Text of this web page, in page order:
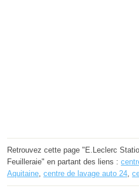
Retrouvez cette page "E.Leclerc
Feuilleraie" en partant des liens :
Aquitaine, centre de lavage auto 24,